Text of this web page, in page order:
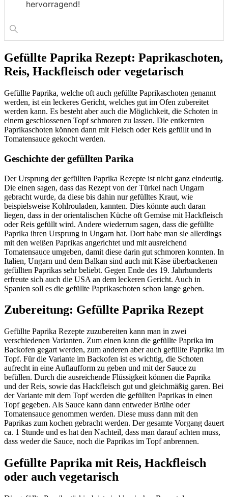
hervorragend!
Gefüllte Paprika Rezept: Paprikaschoten,
Reis, Hackfleisch oder vegetarisch
Gefüllte Paprika, welche oft auch gefüllte Paprikaschoten genannt
werden, ist ein leckeres Gericht, welches gut im Ofen zubereitet
werden kann. Es besteht aber auch die Möglichkeit, die Schoten in
einem geschlossenen Topf schmoren zu lassen. Die entkernten
Paprikaschoten können dann mit Fleisch oder Reis gefüllt und in
Tomatensauce gekocht werden.
Geschichte der gefüllten Parika
Der Ursprung der gefüllten Paprika Rezepte ist nicht ganz eindeutig.
Die einen sagen, dass das Rezept von der Türkei nach Ungarn
gebracht wurde, da diese bis dahin nur gefülltes Kraut, wie
beispielsweise Kohlrouladen, kannten. Dies könnte auch daran
liegen, dass in der orientalischen Küche oft Gemüse mit Hackfleisch
oder Reis gefüllt wird. Andere wiederrum sagen, dass die gefüllte
Paprika ihren Ursprung in Ungarn hat. Dort habe man sie allerdings
mit den weißen Paprikas angerichtet und mit ausreichend
Tomatensauce umgeben, damit diese darin gut schmoren konnten. In
Italien, Ungarn und dem Balkan sind auch mit Käse überbackenen
gefüllten Paprikas sehr beliebt. Gegen Ende des 19. Jahrhunderts
erfreute sich auch die USA an dem leckeren Gericht. Auch in
Spanien soll es die gefüllte Paprikaschoten schon lange geben.
Zubereitung: Gefüllte Paprika Rezept
Gefüllte Paprika Rezepte zuzubereiten kann man in zwei
verschiedenen Varianten. Zum einen kann die gefüllte Paprika im
Backofen gegart werden, zum anderen aber auch gefüllte Paprika im
Topf. Für die Variante im Backofen ist es wichtig, die Schoten
aufrecht in eine Auflaufform zu geben und mit der Sauce zu
befüllen. Durch die ausreichende Flüssigkeit können die Paprika
und der Reis, sowie das Hackfleisch gut und gleichmäßig garen. Bei
der Variante mit dem Topf werden die gefüllten Paprikas in einen
Topf gegeben. Als Sauce kann dann entweder Brühe oder
Tomatensauce genommen werden. Diese muss dann mit den
Paprikas zum kochen gebracht werden. Der gesamte Vorgang dauert
ca. 1 Stunde und es hat den Nachteil, dass man darauf achten muss,
dass weder die Sauce, noch die Paprikas im Topf anbrennen.
Gefüllte Paprika mit Reis, Hackfleisch
oder auch vegetarisch